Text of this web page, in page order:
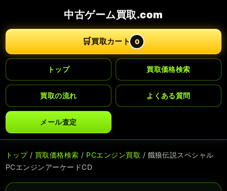
中古ゲーム買取.com
🛒買取カート 0
トップ 買取価格検索
買取の流れ よくある質問
メール査定
トップ/ 買取価格検索 / PCエンジン買取 / 餓狼伝説スペシャル
PCエンジンアーケードCD